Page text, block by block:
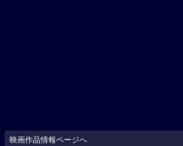
映画作品情報ページへ